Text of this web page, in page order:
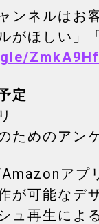
ンネルはお
がほしい」
定
ためのアン
アプ
が可能なデ
ュ再生によ